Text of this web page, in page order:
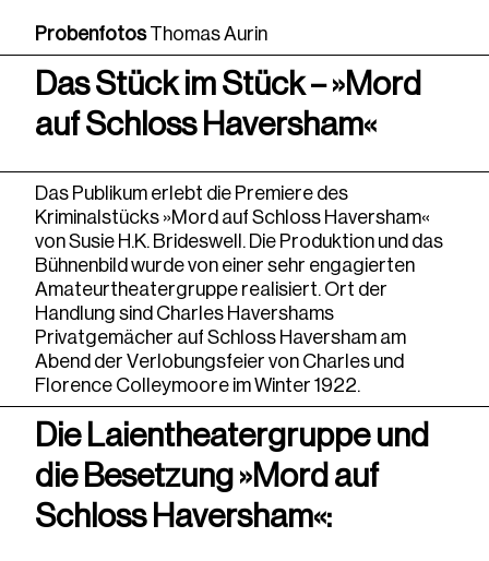
ProbenfotosThomas Aurin
Das Stück im Stück – »Mord
auf Schloss Haversham«
Das Publikum erlebt die Premiere des
Kriminalstücks »Mord auf Schloss Haversham«
von Susie H.K. Brideswell. Die Produktion und das
Bühnenbild wurde von einer sehr engagierten
Amateurtheatergruppe realisiert. Ort der
Handlung sind Charles Havershams
Privatgemächer auf Schloss Haversham am
Abend der Verlobungsfeier von Charles und
Florence Colleymoore im Winter 1922.
Die Laientheatergruppe und
die Besetzung »Mord auf
Schloss Haversham«: